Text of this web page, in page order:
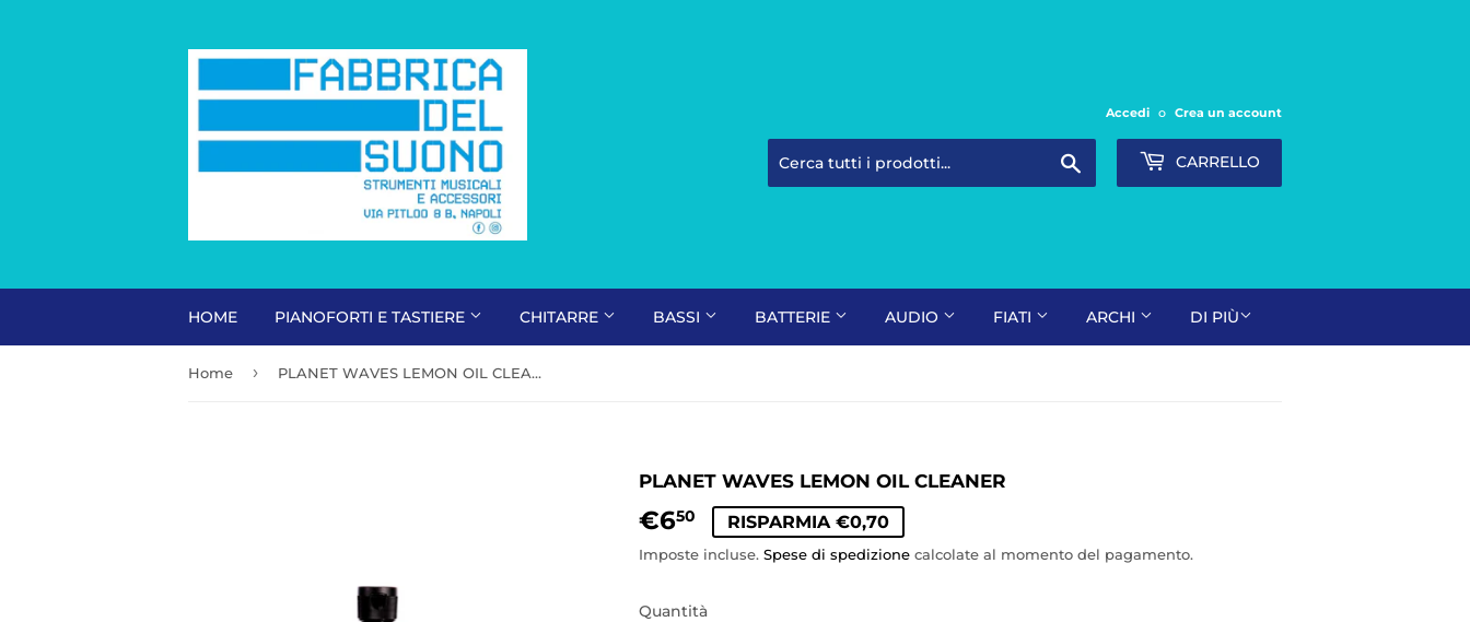
Accedi o Crea un account
CARRELLO
HOME PIANOFORTI E TASTIERE CHITARRE BASSI BATTERIE AUDIO FIATI ARCHI DI PIÙ
Home › PLANET WAVES LEMON OIL CLEANER
PLANET WAVES LEMON OIL CLEANER
€650 €6,50
RISPARMIA €0,70
Imposte incluse. Spese di spedizione calcolate al momento del pagamento.
Quantità